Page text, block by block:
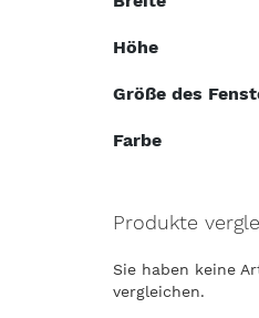
Höhe
Größe des
Farbe
Produkte
Sie haben keine
vergleichen.